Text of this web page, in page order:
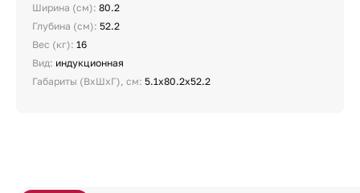
Ширина (см): 80.2
Глубина (см): 52.2
Вес (кг): 16
Вид: индукционная
Габариты (ВхШхГ), см: 5.1x80.2x52.2